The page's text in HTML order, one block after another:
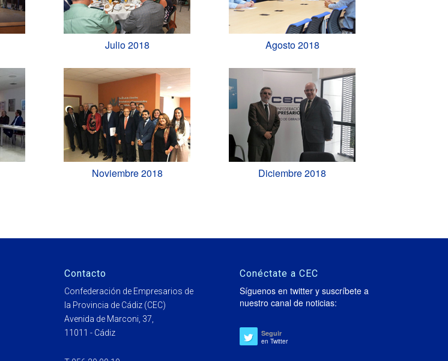
Julio 2018 Agosto 2018
Noviembre 2018 Diciembre 2018
Contacto
Confederación de Empresarios de
la Provincia de Cádiz (CEC)
Avenida de Marconi, 37,
11011 - Cádiz
Conéctate a CEC
Síguenos en twitter y suscríbete a
nuestro canal de noticias:
Seguir
en Twitter